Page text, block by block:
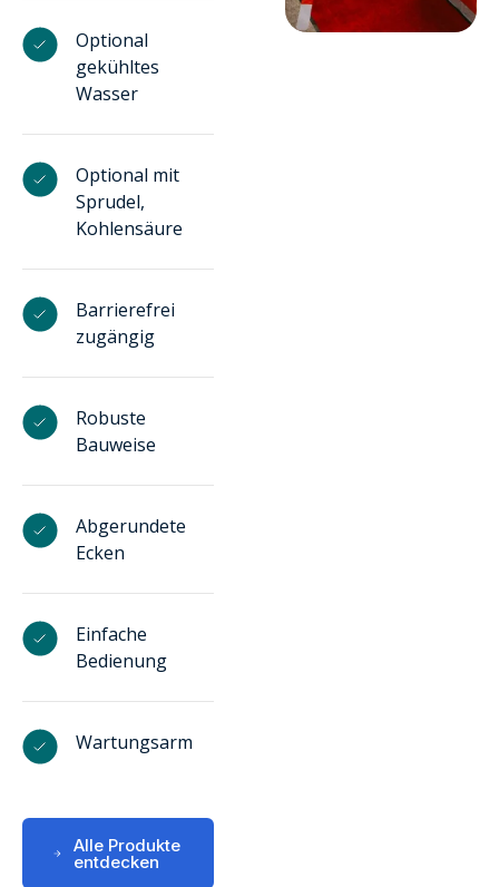
Optional
gekühltes
Wasser
Optional mit
Sprudel,
Kohlensäure
Barrierefrei
zugängig
Robuste
Bauweise
Abgerundete
Ecken
Einfache
Bedienung
Wartungsarm
Alle Produkte
entdecken